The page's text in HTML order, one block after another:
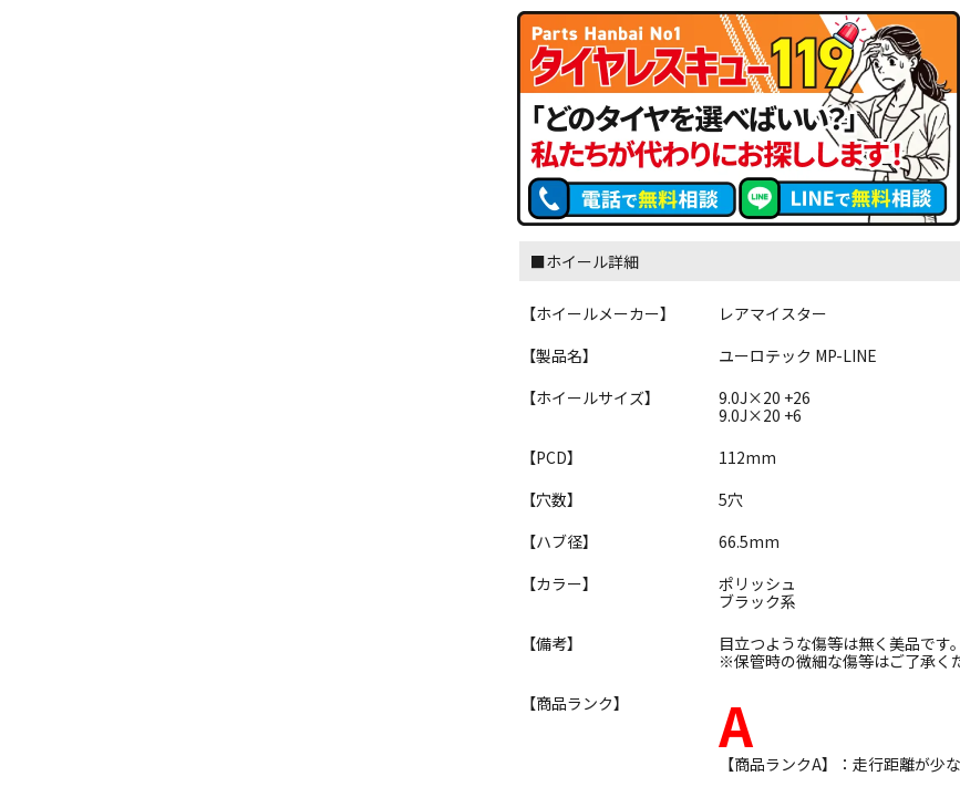
■ホイール詳細
【ホイールメーカー】
レアマイスター
【製品名】
ユーロテック MP-LINE
【ホイールサイズ】
9.0J×20 +26
9.0J×20 +6
【PCD】
112mm
【穴数】
5穴
【ハブ径】
66.5mm
【カラー】
ポリッシュ
ブラック系
【備考】
目立つような傷等は無く美品です。
※保管時の微細な傷等はご了承く
【商品ランク】
A
【商品ランクA】：走行距離が少